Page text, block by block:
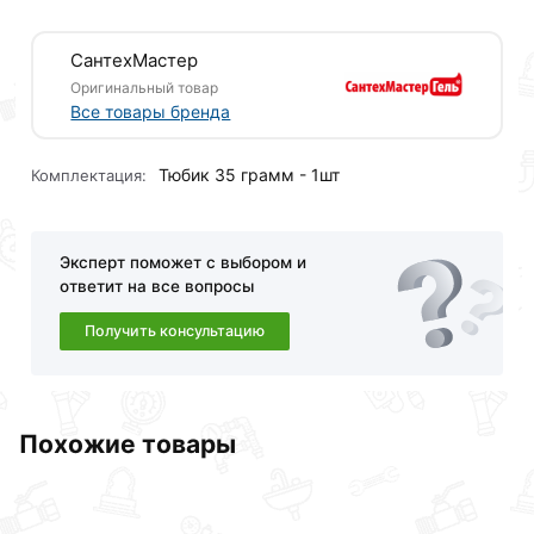
— гель-герметик предназначенный для уплотнения
СантехМастер
Оригинальный товар
Все товары бренда
Комплектация: Тюбик 35 грамм - 1шт
Эксперт поможет с выбором и
ответит на все вопросы
Получить консультацию
Похожие товары